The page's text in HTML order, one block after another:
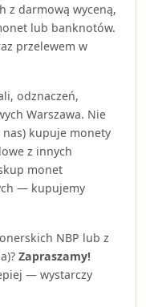
z darmową wyceną,
lub banknotów.
przelewem w
odznaczeń,
Warszawa. Nie
kupuje monety
z innych
monet
— kupujemy
NBP lub z
Zapraszamy!
— wystarczy